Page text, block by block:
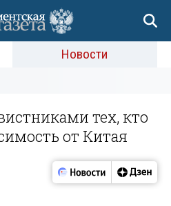
Новости
тех, кто
от Китая